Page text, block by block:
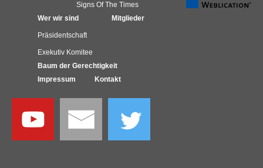
Signs Of The Times
Wer wir sind
Präsidentschaft
Exekutiv Komitee
Mitglieder
Baum der Gerechtigkeit
Impressum
Kontakt